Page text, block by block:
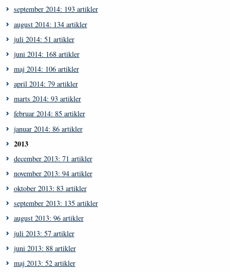
september 2014: 193 artikler
august 2014: 134 artikler
juli 2014: 51 artikler
juni 2014: 168 artikler
maj 2014: 106 artikler
april 2014: 79 artikler
marts 2014: 93 artikler
februar 2014: 85 artikler
januar 2014: 86 artikler
2013
december 2013: 71 artikler
november 2013: 94 artikler
oktober 2013: 83 artikler
september 2013: 135 artikler
august 2013: 96 artikler
juli 2013: 57 artikler
juni 2013: 88 artikler
maj 2013: 52 artikler